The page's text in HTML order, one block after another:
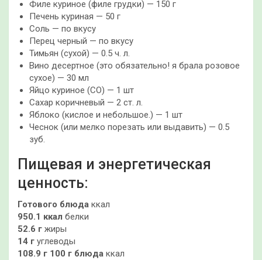
Филе куриное (филе грудки) — 150 г
Печень куриная — 50 г
Соль — по вкусу
Перец черный — по вкусу
Тимьян (сухой) — 0.5 ч. л.
Вино десертное (это обязательно! я брала розовое
сухое) — 30 мл
Яйцо куриное (СО) — 1 шт
Сахар коричневый — 2 ст. л.
Яблоко (кислое и небольшое.) — 1 шт
Чеснок (или мелко порезать или выдавить) — 0.5
зуб.
Пищевая и энергетическая
ценность:
Готового блюда ккал
950.1 ккал белки
52.6 г жиры
14 г углеводы
108.9 г 100 г блюда ккал